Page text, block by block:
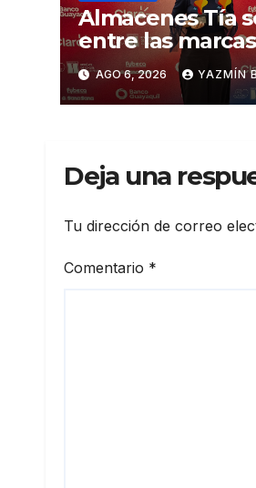
Almacenes Tía
entre las
influyentes del
AGO 6, 2026 YAZMÍN
Deja una
Tu dirección de correo
Comentario *